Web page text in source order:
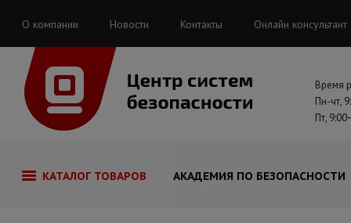
О компании Новости Контакты Онлайн консультант
Время
Пн-чт,
Пт,
КАТАЛОГ ТОВАРОВ АКАДЕМИЯ ПО БЕЗОПАСНОСТИ